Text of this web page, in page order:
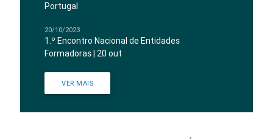
Portugal
20/10/2023
1.º Encontro Nacional de Entidades
Formadoras | 20 out
VER MAIS